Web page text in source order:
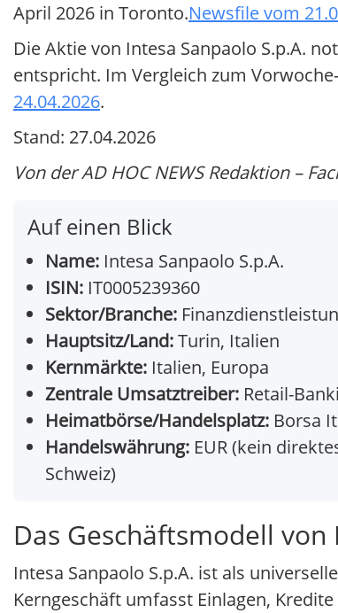
April 2026 in Toronto.Newsfile vom
Die Aktie von Intesa Sanpaolo S.p.A.
entspricht. Im Vergleich zum
24.04.2026.
Stand: 27.04.2026
Von der AD HOC NEWS Redaktion –
Auf einen Blick
Name: Intesa Sanpaolo S.p.A.
ISIN: IT0005239360
Sektor/Branche:
Hauptsitz/Land:Turin, Italien
Kernmärkte: Italien, Europa
Zentrale Umsatztreiber: Retail-
Heimatbörse/Handelsplatz: Borsa
Handelswährung: EUR (kein
Schweiz)
Das Geschäftsmodell von
Intesa Sanpaolo S.p.A. ist als
Kerngeschäft umfasst Einlagen,